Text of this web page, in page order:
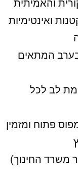
ואינטימיות
המתאים
לב לכל
פתוח ומזמין
משרד החינוך)